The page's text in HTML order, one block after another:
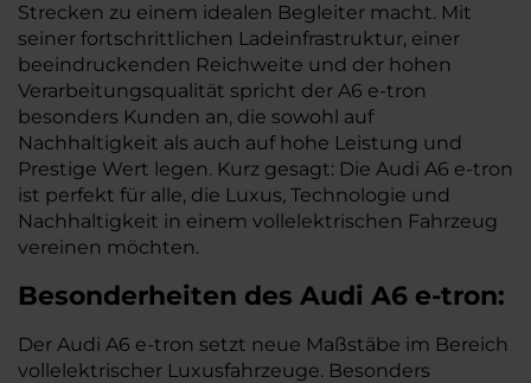
Strecken zu einem idealen Begleiter macht. Mit
seiner fortschrittlichen Ladeinfrastruktur, einer
beeindruckenden Reichweite und der hohen
Verarbeitungsqualität spricht der A6 e-tron
besonders Kunden an, die sowohl auf
Nachhaltigkeit als auch auf hohe Leistung und
Prestige Wert legen. Kurz gesagt: Die Audi A6 e-tron
ist perfekt für alle, die Luxus, Technologie und
Nachhaltigkeit in einem vollelektrischen Fahrzeug
vereinen möchten.
Besonderheiten des Audi A6 e-tron:
Der Audi A6 e-tron setzt neue Maßstäbe im Bereich
vollelektrischer Luxusfahrzeuge. Besonders